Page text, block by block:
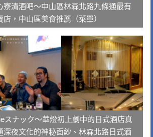
寮清酒吧～中山區林森北路九條通最有
，中山區美食推薦（菜單）
スナック～華燈初上劇中的日式酒店真
深夜文化的神秘面紗、林森北路日式酒